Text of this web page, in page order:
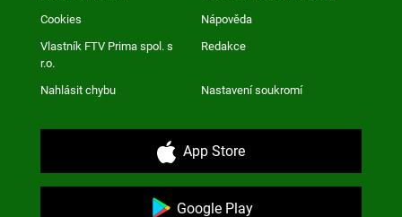
Cookies Nápověda
Vlastník FTV Prima spol. s
r.o.
Redakce
Nahlásit chybu Nastavení soukromí
App Store
Google Play